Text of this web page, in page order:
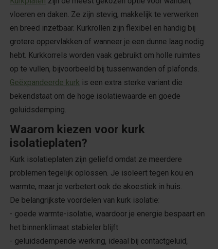
vloeren en daken. Ze zijn stevig, makkelijk te verwerken
en breed inzetbaar. Kurkrollen zijn flexibel en handig bij
grotere oppervlakken of wanneer je een dunne laag nodig
hebt. Kurkkorrels worden vaak gebruikt om holle ruimtes
op te vullen, bijvoorbeeld bij tussenwanden of plafonds.
Geëxpandeerde kurk is een extra sterke variant die
bekendstaat om de hoge isolatiewaarde en goede
geluidsdemping.
Waarom kiezen voor kurk
isolatieplaten?
Kurk isolatieplaten zijn geliefd omdat ze meerdere
problemen tegelijk oplossen. Je isoleert tegen kou en
warmte, maar je verbetert ook de akoestiek in huis.
De belangrijkste voordelen van kurk isolatie:
- goede warmte-isolatie, waardoor je energie bespaart en
het binnenklimaat stabieler blijft
- geluidsdempende werking, ideaal bij contactgeluid,